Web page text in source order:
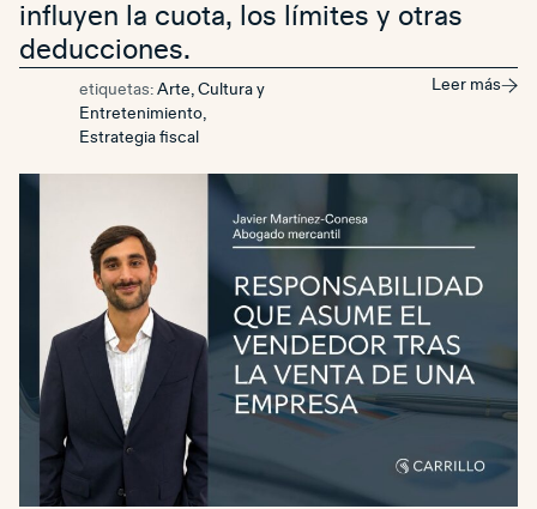
influyen la cuota, los límites y otras
deducciones.
etiquetas: Arte, Cultura y
Entretenimiento,
Estrategia fiscal
Leer más